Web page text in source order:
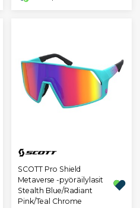
SCOTT Pro Shield
Metaverse -pyöräilylasit
Stealth Blue/Radiant
Pink/Teal Chrome